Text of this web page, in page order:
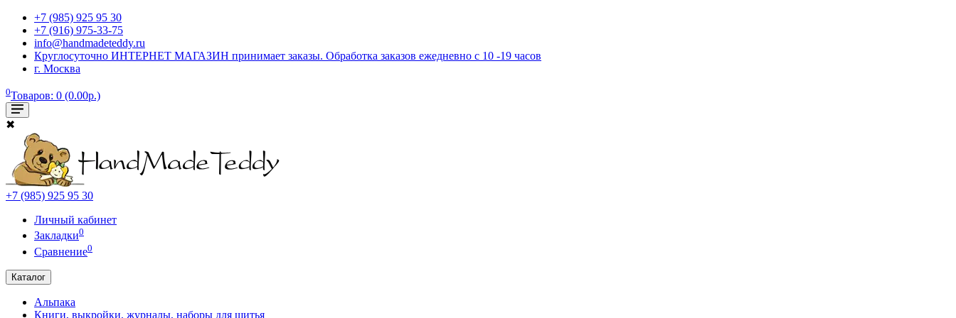
+7 (985) 925 95 30
+7 (916) 975-33-75
info@handmadeteddy.ru
Круглосуточно ИНТЕРНЕТ МАГАЗИН принимает заказы. Обработка заказов ежедневно с 10 -19 часов
г. Москва
0Товаров: 0 (0.00р.)
✖
+7 (985) 925 95 30
Личный кабинет
Закладки0
Сравнение0
Каталог
Альпака
Книги, выкройки, журналы, наборы для шитья